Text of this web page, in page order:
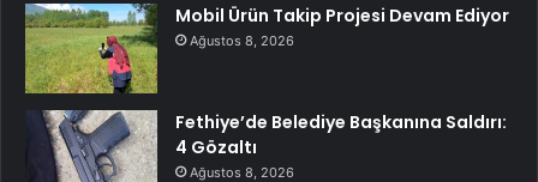
Mobil Ürün Takip Projesi Devam Ediyor
Ağustos 8, 2026
Fethiye’de Belediye Başkanına Saldırı:
4 Gözaltı
Ağustos 8, 2026